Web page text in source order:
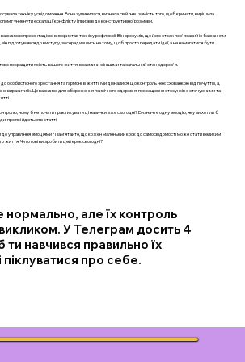
техніку усвідомлення. Вона зупинилася, визнала свій гнів і замість того, щоб кричати, вирішила
уникнути ескалації конфлікту і призвів до конструктивної розмови.
презентацією, використав техніку рефлексії. Він зрозумів, що його страх пов'язаний із бажанням
підготувався до виступу, зосередившись на тому, щоб просто передати ідеї, а не намагатися бути
покращити якість вашого життя, взаємини з іншими та загальний стан здоров'я.
зростання та гармонії в житті. Ми дізналися, що контроль не є схованкою від почуттів, а,
виразити їх. Це важливо для збереження психічного здоров'я, покращення стосунків з оточуючими та
чому б не почати практикувати ці навички вже сьогодні? Визначте одну емоцію, яку ви хотіли б
про які йдеться в статті.
до управління емоціями? Пам’ятайте, що кожен маленький крок до самосвідомості може стати великим
Чи готові ви зробити цей крок сьогодні?
нормально, але їх контроль
У Телеграм досить 4
ти навчився правильно їх
піклуватися про себе.